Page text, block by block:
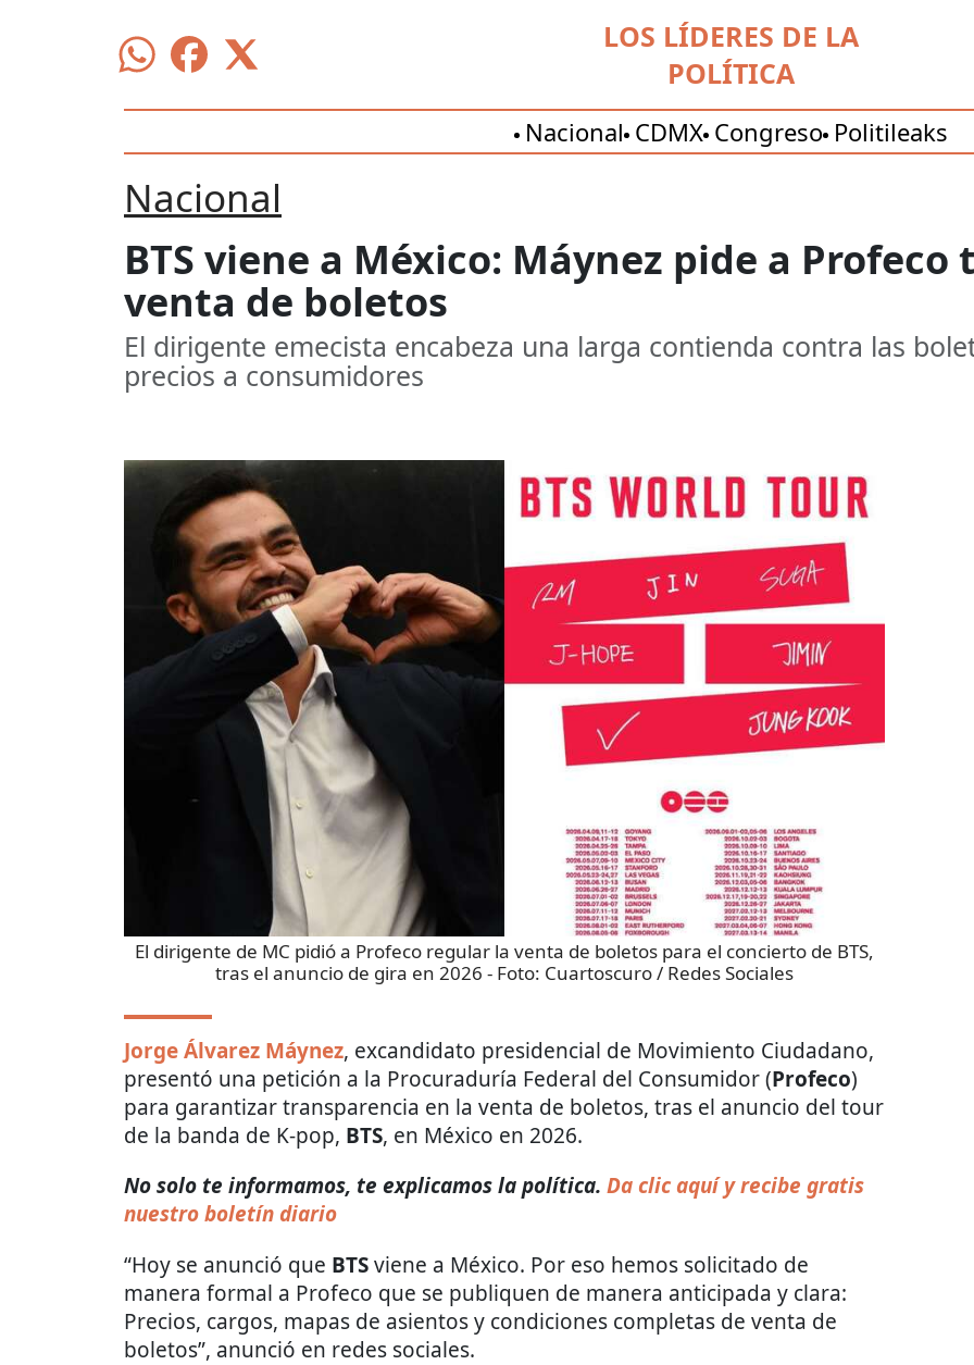
LOS LÍDERES DE LA
POLÍTICA
Nacional CDMX Congreso Politileaks
Nacional
BTS viene a México: Máynez pide a
venta de boletos
El dirigente emecista encabeza una larga contienda contra las
precios a consumidores
El dirigente de MC pidió a Profeco regular la venta de boletos para el concierto de BTS,
tras el anuncio de gira en 2026 - Foto: Cuartoscuro / Redes Sociales
Jorge Álvarez Máynez, excandidato presidencial de Movimiento Ciudadano,
presentó una petición a la Procuraduría Federal del Consumidor (Profeco)
para garantizar transparencia en la venta de boletos, tras el anuncio del tour
de la banda de K-pop, BTS, en México en 2026.
No solo te informamos, te explicamos la política. Da clic aquí y recibe gratis
nuestro boletín diario
“Hoy se anunció que BTSviene a México. Por eso hemos solicitado de
manera formal a Profeco que se publiquen de manera anticipada y clara:
Precios, cargos, mapas de asientos y condiciones completas de venta de
boletos”, anunció en redes sociales.